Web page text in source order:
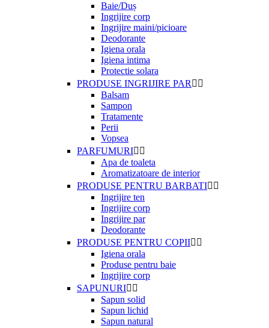
Baie/Duș
Ingrijire corp
Ingrijire maini/picioare
Deodorante
Igiena orala
Igiena intima
Protectie solara
PRODUSE INGRIJIRE PAR  
Balsam
Sampon
Tratamente
Perii
Vopsea
PARFUMURI 
Apa de toaleta
Aromatizatoare de interior
PRODUSE PENTRU BARBATI 
Ingrijire ten
Ingrijire corp
Ingrijire par
Deodorante
PRODUSE PENTRU COPII 
Igiena orala
Produse pentru baie
Ingrijire corp
SAPUNURI 
Sapun solid
Sapun lichid
Sapun natural